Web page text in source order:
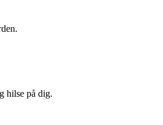
hilse på dig.